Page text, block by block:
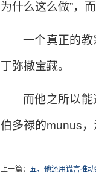
为什么这么做”，
一个真正的
丁弥撒宝藏。
而他之所以
伯多禄的munus
上一篇： 五、他还用谎言推